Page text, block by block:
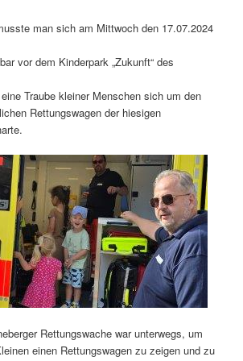
man sich am Mittwoch den 17.07.2024
vor dem Kinderpark „Zukunft“ des
Traube kleiner Menschen sich um den
Rettungswagen der hiesigen
Rettungswache war unterwegs, um
einen Rettungswagen zu zeigen und zu